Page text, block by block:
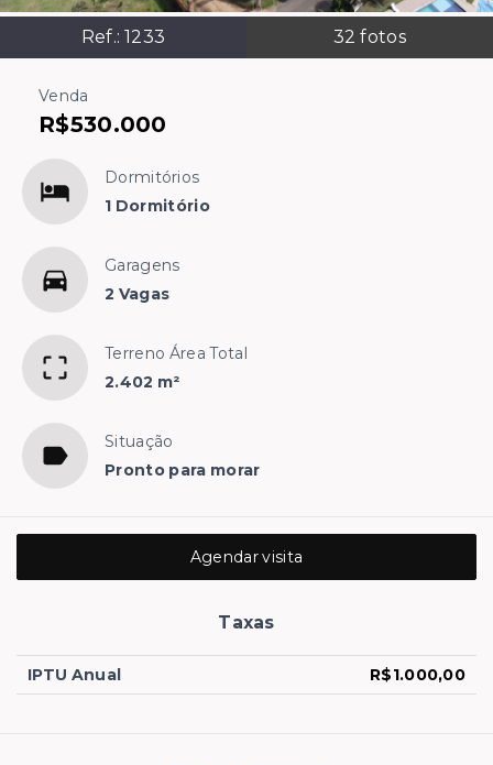
Ref.: 1233 32 fotos
Venda
R$530.000
Dormitórios
1 Dormitório
Garagens
2 Vagas
Terreno Área Total
2.402 m²
Situação
Pronto para morar
Agendar visita
Taxas
IPTU Anual R$1.000,00